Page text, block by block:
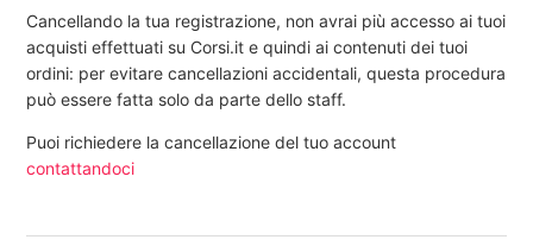
Cancellando la tua registrazione, non avrai più accesso ai tuoi
acquisti effettuati su Corsi.it e quindi ai contenuti dei tuoi
ordini: per evitare cancellazioni accidentali, questa procedura
può essere fatta solo da parte dello staff.
Puoi richiedere la cancellazione del tuo account
contattandoci